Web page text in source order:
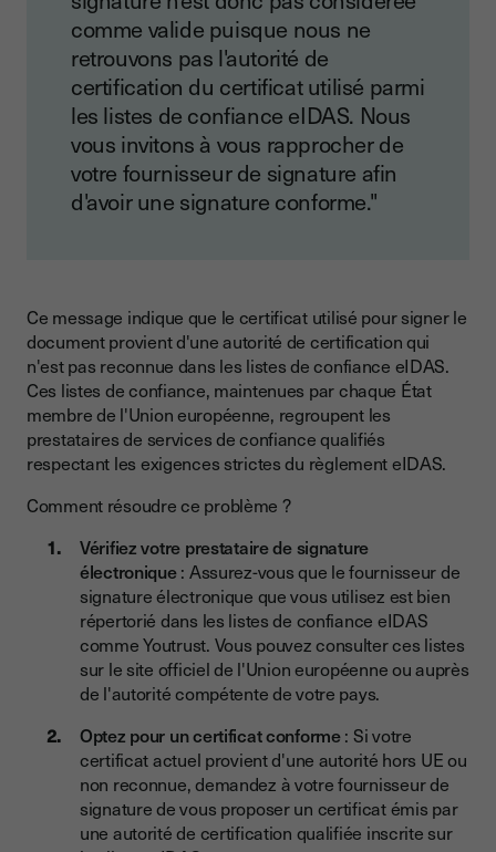
comme valide puisque nous ne
retrouvons pas l'autorité de
certification du certificat utilisé parmi
les listes de confiance eIDAS. Nous
vous invitons à vous rapprocher de
votre fournisseur de signature afin
d'avoir une signature conforme."
Ce message indique que le certificat utilisé pour signer le
document provient d'une autorité de certification qui
n'est pas reconnue dans les listes de confiance eIDAS.
Ces listes de confiance, maintenues par chaque État
membre de l'Union européenne, regroupent les
prestataires de services de confiance qualifiés
respectant les exigences strictes du règlement eIDAS.
Comment résoudre ce problème ?
Vérifiez votre prestataire de signature
électronique: Assurez-vous que le fournisseur de
signature électronique que vous utilisez est bien
répertorié dans les listes de confiance eIDAS
comme Youtrust. Vous pouvez consulter ces listes
sur le site officiel de l'Union européenne ou auprès
de l'autorité compétente de votre pays.
Optez pour un certificat conforme: Si votre
certificat actuel provient d'une autorité hors UE ou
non reconnue, demandez à votre fournisseur de
signature de vous proposer un certificat émis par
une autorité de certification qualifiée inscrite sur